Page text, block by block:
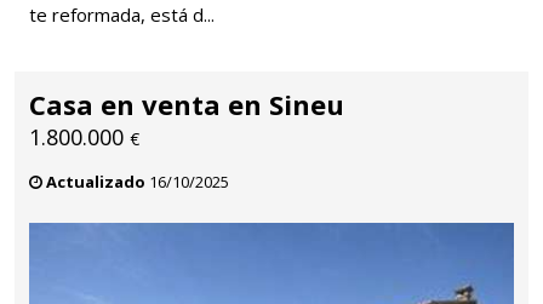
te reformada, está d...
Casa en venta en Sineu
1.800.000 €
Actualizado 16/10/2025